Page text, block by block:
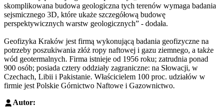
skomplikowana budowa geologiczna tych terenów wymaga badania
sejsmicznego 3D, które ukaże szczegółową budowę
perspektywicznych warstw geologicznych” - dodała.
Geofizyka Kraków jest firmą wykonującą badania geofizyczne na
potrzeby poszukiwania złóż ropy naftowej i gazu ziemnego, a także
wód geotermalnych. Firma istnieje od 1956 roku; zatrudnia ponad
900 osób; posiada cztery oddziały zagraniczne: na Słowacji, w
Czechach, Libii i Pakistanie. Właścicielem 100 proc. udziałów w
firmie jest Polskie Górnictwo Naftowe i Gazownictwo.
Autor: